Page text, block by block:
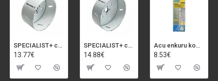
SPECIALIST+ caurumu zāģis BI-METAL, 92 mm
13.77€
SPECIALIST+ caurumu zāģis BI-METAL, 98 mm
14.88€
Acu enkuru komplekts, 3-13 mm, Rapid, 12 gab.
8.53€